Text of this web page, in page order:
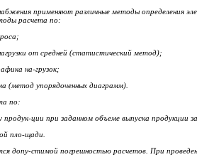
применяют различные методы определения
расчета по:
от средней (статистический метод);
на-грузок;
(метод упорядоченных диаграмм).
по:
продук-ции при заданном объеме выпуска продукции
пло-щади.
допу-стимой погрешностью расчетов. При